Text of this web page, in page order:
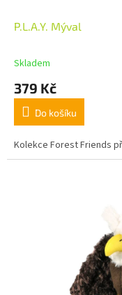
P.L.A.Y. Mýval
Skladem
379 Kč
Do košíku
Kolekce Forest Friends